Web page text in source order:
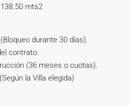
mts2
durante 30 días).
contrato.
(36 meses o cuotas).
la Villa elegida)